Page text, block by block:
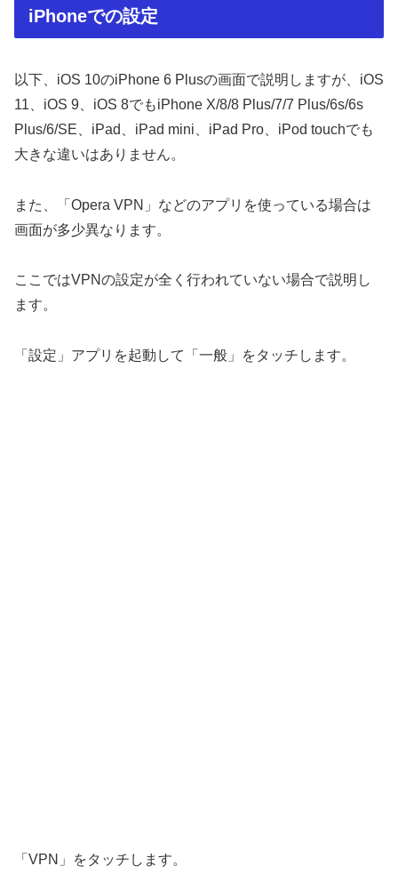
iPhoneでの設定
以下、iOS 10のiPhone 6 Plusの画面で説明しますが、iOS
11、iOS 9、iOS 8でもiPhone X/8/8 Plus/7/7 Plus/6s/6s
Plus/6/SE、iPad、iPad mini、iPad Pro、iPod touchでも
大きな違いはありません。
また、「Opera VPN」などのアプリを使っている場合は
画面が多少異なります。
ここではVPNの設定が全く行われていない場合で説明し
ます。
「設定」アプリを起動して「一般」をタッチします。
「VPN」をタッチします。